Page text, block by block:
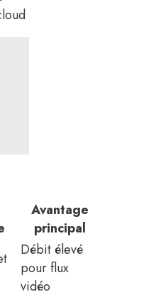
Avantage
principal
Débit élevé
pour flux
vidéo